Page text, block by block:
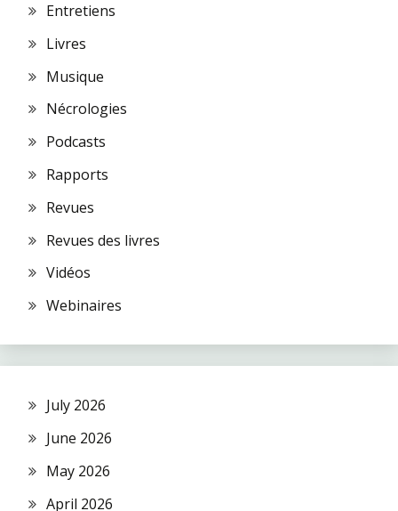
Entretiens
Livres
Musique
Nécrologies
Podcasts
Rapports
Revues
Revues des livres
Vidéos
Webinaires
July 2026
June 2026
May 2026
April 2026